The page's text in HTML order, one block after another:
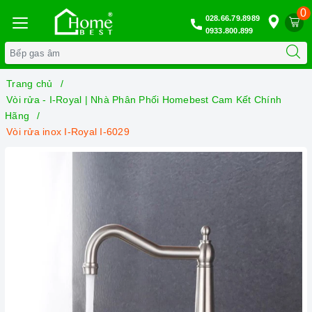
0
028.66.79.8989
0933.800.899
Trang chủ
Vòi rửa - I-Royal | Nhà Phân Phối Homebest Cam Kết Chính
Hãng
Vòi rửa inox I-Royal I-6029